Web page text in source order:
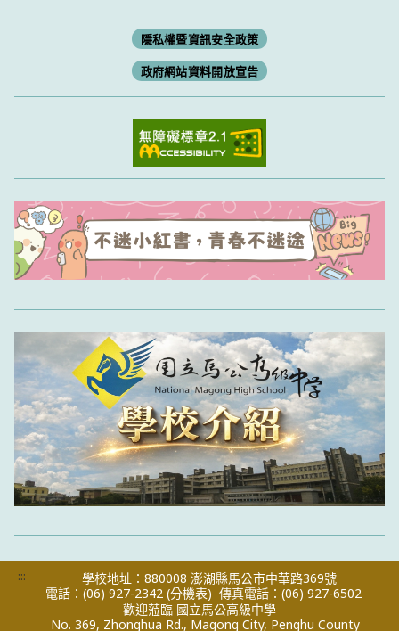
隱私權暨資訊安全政策
政府網站資料開放宣告
:::
學校地址：880008 澎湖縣馬公市中華路369號
電話：(06) 927-2342 (分機表) 傳真電話：(06) 927-6502
歡迎蒞臨 國立馬公高級中學
No. 369, Zhonghua Rd., Magong City, Penghu County